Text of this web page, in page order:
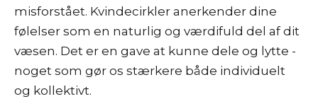
misforstået. Kvindecirkler anerkender dine
følelser som en naturlig og værdifuld del af dit
væsen. Det er en gave at kunne dele og lytte -
noget som gør os stærkere både individuelt
og kollektivt.